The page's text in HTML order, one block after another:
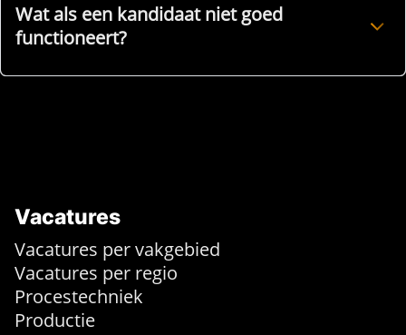
Wat als een kandidaat niet goed
functioneert?
Vacatures
Vacatures per vakgebied
Vacatures per regio
Procestechniek
Productie